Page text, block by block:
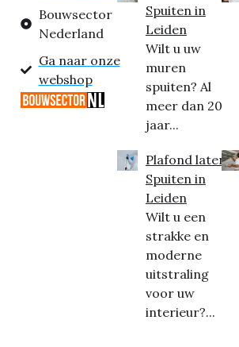
Bouwsector
Nederland
Ga naar onze
webshop
Spuiten in
Leiden
Wilt u uw
muren
spuiten? Al
meer dan 20
jaar...
Plafond laten
Spuiten in
Leiden
Wilt u een
strakke en
moderne
uitstraling
voor uw
interieur?...